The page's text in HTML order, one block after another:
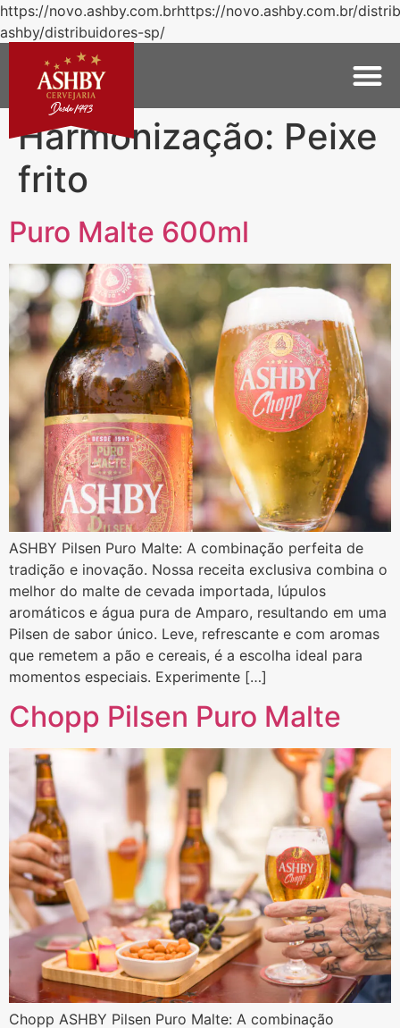
https://novo.ashby.com.brhttps://novo.ashby.com.br/
ashby/distribuidores-sp/
Harmonização: Peixe
frito
Puro Malte 600ml
ASHBY Pilsen Puro Malte: A combinação perfeita de
tradição e inovação. Nossa receita exclusiva combina o
melhor do malte de cevada importada, lúpulos
aromáticos e água pura de Amparo, resultando em uma
Pilsen de sabor único. Leve, refrescante e com aromas
que remetem a pão e cereais, é a escolha ideal para
momentos especiais. Experimente […]
Chopp Pilsen Puro Malte
Chopp ASHBY Pilsen Puro Malte: A combinação